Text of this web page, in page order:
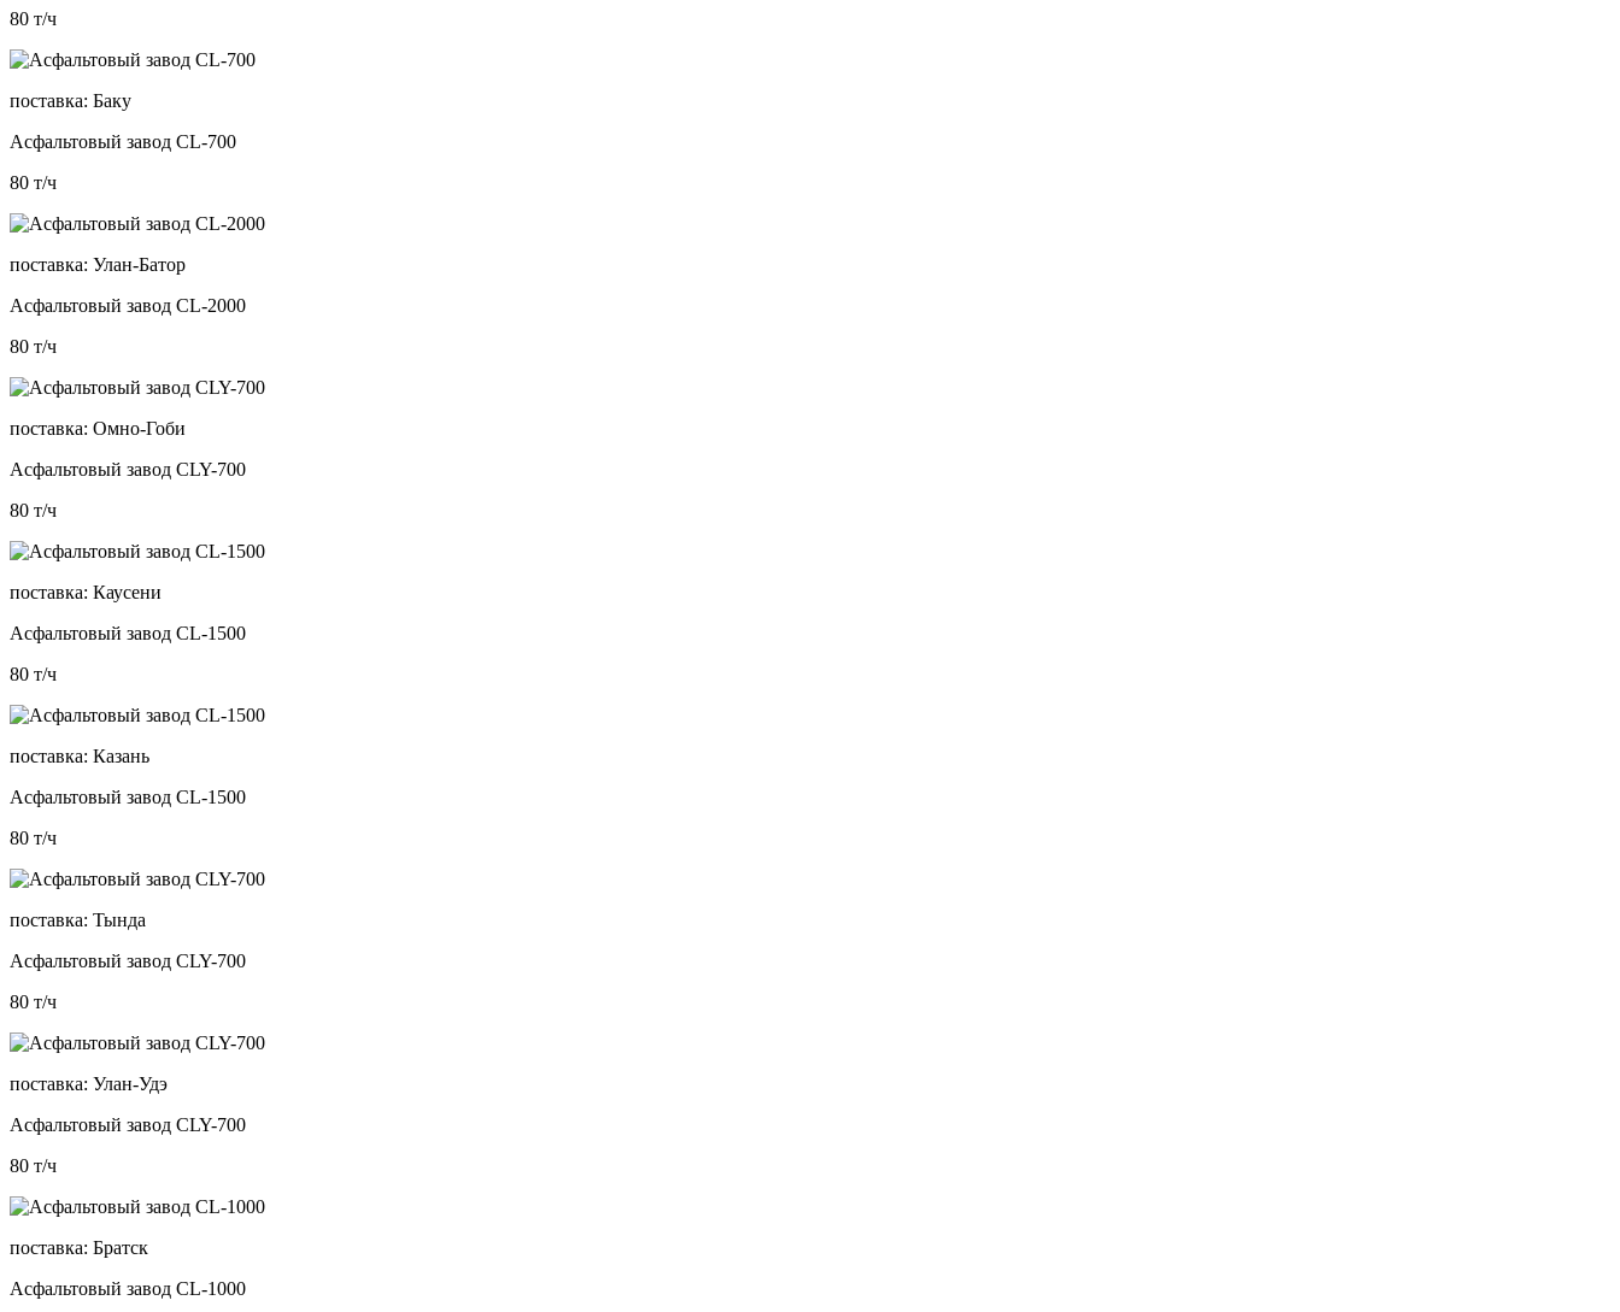
80 т/ч
поставка: Баку
Асфальтовый завод CL-700
80 т/ч
поставка: Улан-Батор
Асфальтовый завод CL-2000
80 т/ч
поставка: Омно-Гоби
Асфальтовый завод CLY-700
80 т/ч
поставка: Каусени
Асфальтовый завод CL-1500
80 т/ч
поставка: Казань
Асфальтовый завод CL-1500
80 т/ч
поставка: Тында
Асфальтовый завод CLY-700
80 т/ч
поставка: Улан-Удэ
Асфальтовый завод CLY-700
80 т/ч
поставка: Братск
Асфальтовый завод CL-1000